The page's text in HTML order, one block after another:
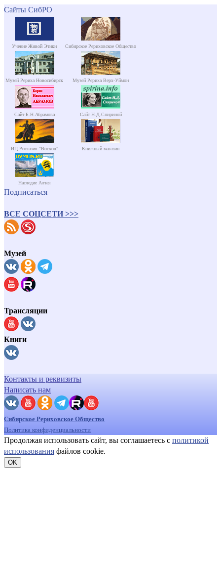
Сайты СибРО
Учение Живой Этики Сибирское Рериховское Общество
Музей Рериха Новосибирск Музей Рериха Верх-Уймон
Сайт Б.Н.Абрамова Сайт Н.Д.Спириной
ИЦ Россазия "Восход" Книжный магазин
Наследие Алтая
Подписаться
ВСЕ СОЦСЕТИ >>>
Музей
Трансляции
Книги
Контакты и реквизиты
Написать нам
Сибирское Рериховское Общество
Политика конфиденциальности
Продолжая использовать сайт, вы соглашаетесь с политикой
использования файлов cookie.
OK